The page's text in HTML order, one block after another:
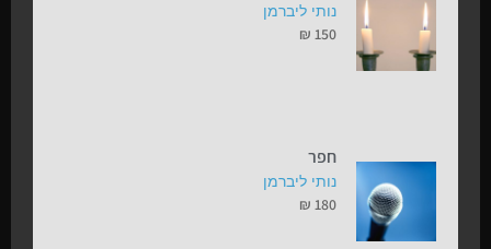
נותי ליברמן
₪ 150
חפר
נותי ליברמן
₪ 180